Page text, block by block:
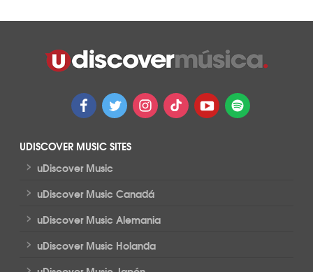
UDISCOVER MUSIC SITES
> uDiscover Music
> uDiscover Music Canadá
> uDiscover Music Alemania
> uDiscover Music Holanda
>